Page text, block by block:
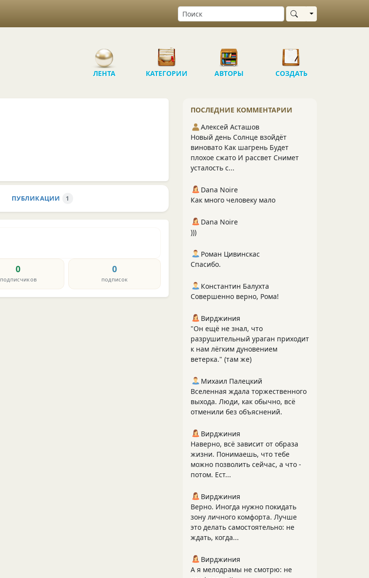
Выбрать область
ЛЕНТА КАТЕГОРИИ АВТОРЫ СОЗДАТЬ
ПУБЛИКАЦИИ 1
0
подписчиков
0
подписок
ПОСЛЕДНИЕ КОММЕНТАРИИ
Алексей Асташов
Новый день Солнце взойдёт
виновато Как шагрень Будет
плохое сжато И рассвет Снимет
усталость с...
Dana Noire
Как много человеку мало
Dana Noire
)))
Роман Цивинскас
Спасибо.
Константин Балухта
Совершенно верно, Рома!
Вирджиния
"Он ещё не знал, что
разрушительный ураган приходит
к нам лёгким дуновением
ветерка." (там же)
Михаил Палецкий
Вселенная ждала торжественного
выхода. Люди, как обычно, всё
отменили без объяснений.
Вирджиния
Наверно, всё зависит от образа
жизни. Понимаешь, что тебе
можно позволить сейчас, а что -
потом. Ест...
Вирджиния
Верно. Иногда нужно покидать
зону личного комфорта. Лучше
это делать самостоятельно: не
ждать, когда...
Вирджиния
А я мелодрамы не смотрю: не